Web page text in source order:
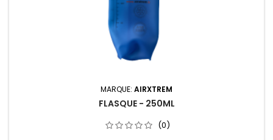
MARQUE: AIRXTREM
FLASQUE - 250ML
(0)